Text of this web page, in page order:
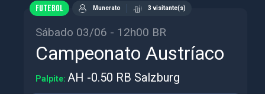
FUTEBOL Munerato 3 visitante(s)
Sábado 03/06 - 12h00 BR
Campeonato Austríaco
Palpite: AH -0.50 RB Salzburg